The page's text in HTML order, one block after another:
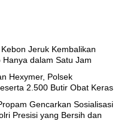
Jeruk Kembalikan
dalam Satu Jam
Hexymer, Polsek
2.500 Butir Obat Keras
Gencarkan Sosialisasi
Presisi yang Bersih dan